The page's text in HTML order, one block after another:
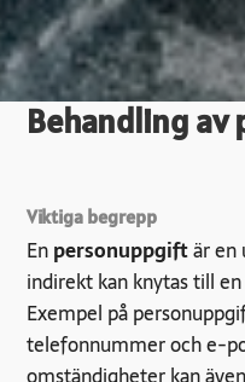
Behandling
Viktiga begrepp
Enpersonuppgiftär en
indirekt kan knytas till
Exempel på
telefonnummer och e-